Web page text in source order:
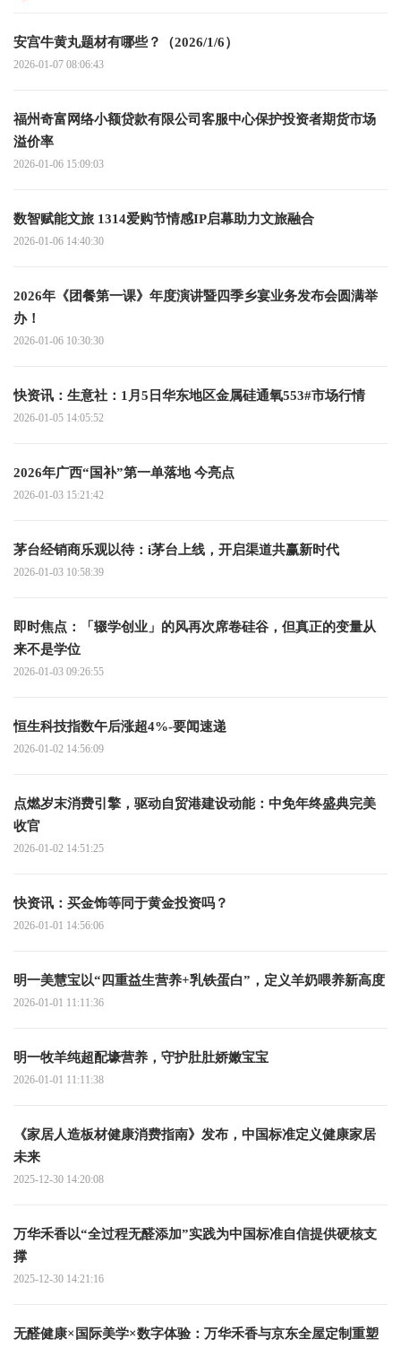
安宫牛黄丸题材有哪些？（2026/1/6）
2026-01-07 08:06:43
福州奇富网络小额贷款有限公司客服中心保护投资者期货市场
溢价率
2026-01-06 15:09:03
数智赋能文旅 1314爱购节情感IP启幕助力文旅融合
2026-01-06 14:40:30
2026年《团餐第一课》年度演讲暨四季乡宴业务发布会圆满举
办！
2026-01-06 10:30:30
快资讯：生意社：1月5日华东地区金属硅通氧553#市场行情
2026-01-05 14:05:52
2026年广西“国补”第一单落地 今亮点
2026-01-03 15:21:42
茅台经销商乐观以待：i茅台上线，开启渠道共赢新时代
2026-01-03 10:58:39
即时焦点：「辍学创业」的风再次席卷硅谷，但真正的变量从
来不是学位
2026-01-03 09:26:55
恒生科技指数午后涨超4%-要闻速递
2026-01-02 14:56:09
点燃岁末消费引擎，驱动自贸港建设动能：中免年终盛典完美
收官
2026-01-02 14:51:25
快资讯：买金饰等同于黄金投资吗？
2026-01-01 14:56:06
明一美慧宝以“四重益生营养+乳铁蛋白”，定义羊奶喂养新高度
2026-01-01 11:11:36
明一牧羊纯超配壕营养，守护肚肚娇嫩宝宝
2026-01-01 11:11:38
《家居人造板材健康消费指南》发布，中国标准定义健康家居
未来
2025-12-30 14:20:08
万华禾香以“全过程无醛添加”实践为中国标准自信提供硬核支
撑
2025-12-30 14:21:16
无醛健康×国际美学×数字体验：万华禾香与京东全屋定制重塑